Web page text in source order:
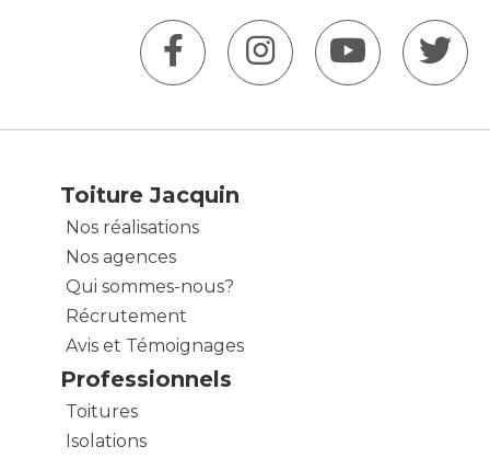
Toiture Jacquin
Nos réalisations
Nos agences
Qui sommes-nous?
Récrutement
Avis et Témoignages
Professionnels
Toitures
Isolations